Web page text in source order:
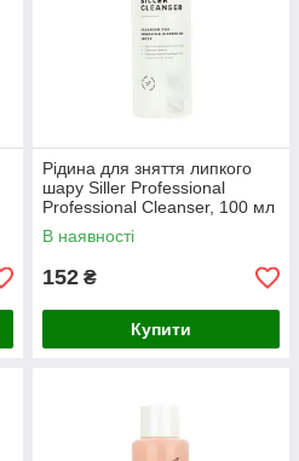
Рідина для зняття липкого
шару Siller Professional
Professional Cleanser, 100 мл
В наявності
152 ₴
Купити